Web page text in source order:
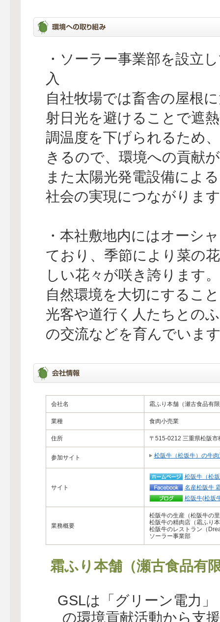
・ソーラー事業部を設立
入
自社牧場では畜舎の屋根
射⽇光を避けることで遮
調温度を下げられるため
きるので、環境への貢献
また太陽光発電設備によ
社会の実現につながりま
・本社敷地内にはオーシ
ており、季節により菜の
しい花々が咲き誇ります。
自然環境を大切にするこ
光客や道行く人たちとの
の交流などを育んでいま
会社名 霜ふり本舗（瀬古食品有
業種 食肉小売業
住所 〒515-0212 三重県松阪市
参加サイト 松阪牛（松坂牛）の牛
サイト
松阪牛（松
名産松阪牛
松阪牛(松坂
業務概要
松阪牛の生産（松阪牛の
松阪牛の精肉店（霜ふり
松阪牛のレストラン（
ソーラー事業部
霜ふり本舗（瀬古食品有
GSLは「グリーン電力
の環境貢献活動から支